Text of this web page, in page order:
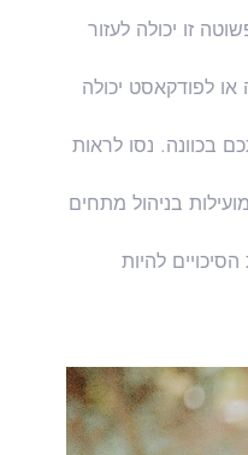
זו יכולה לעזור
לפודקאסט יכולה
בכוונה. נסו לראות
בניהול מתחים
להיות